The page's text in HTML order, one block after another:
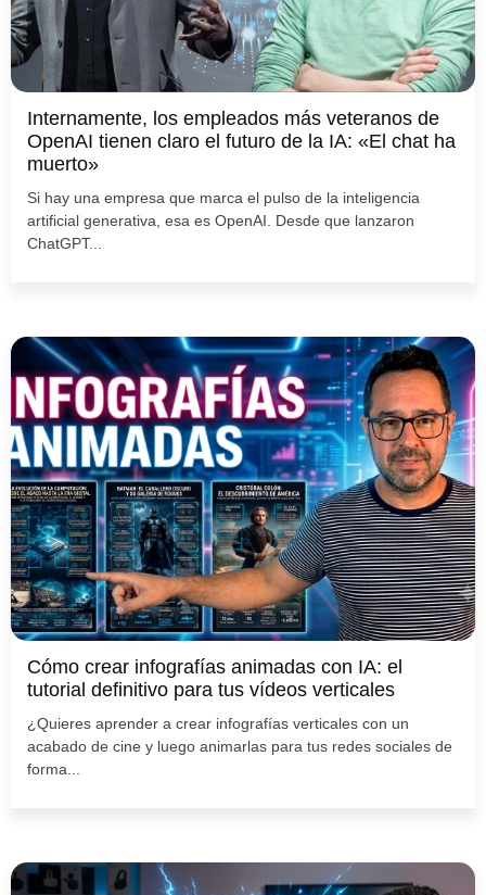
Internamente, los empleados más veteranos de
OpenAI tienen claro el futuro de la IA: «El chat ha
muerto»
Si hay una empresa que marca el pulso de la inteligencia
artificial generativa, esa es OpenAI. Desde que lanzaron
ChatGPT...
Cómo crear infografías animadas con IA: el
tutorial definitivo para tus vídeos verticales
¿Quieres aprender a crear infografías verticales con un
acabado de cine y luego animarlas para tus redes sociales de
forma...